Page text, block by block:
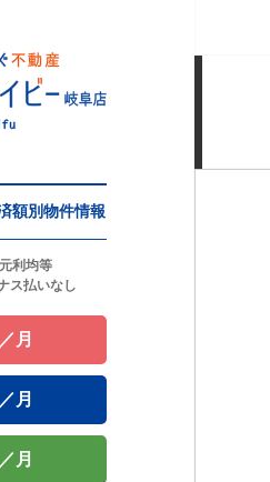
額別物件情報
利均等
ス払いなし
月
月
月